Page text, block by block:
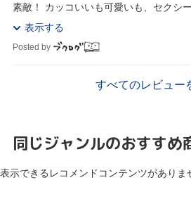
素敵！ カッコいいも可愛いも、セクシ
情も少女的な表情も、いろんな表...
表示する
Posted by
すべてのレビュー
同じジャンルのおすすめ
表示できるレコメンドコンテンツがありま